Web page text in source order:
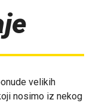
velikih
nosimo iz nekog